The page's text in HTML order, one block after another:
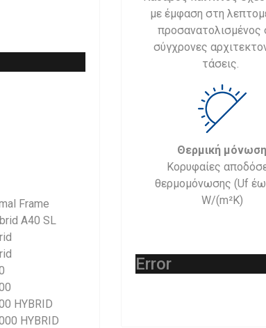
Frame
A40 SL
HYBRID
HYBRID
με έμφαση στη
προσανατολισμένος
σύγχρονες
τάσεις.
Θερμική μόνωση
Κορυφαίες
θερμομόνωσης (Uf
W/(m²K)
Error